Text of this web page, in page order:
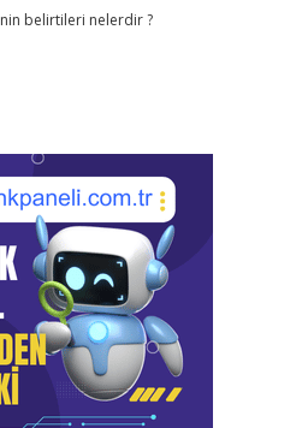
belirtileri nelerdir ?